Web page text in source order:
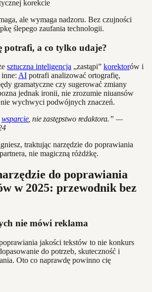
ale wymaga nadzoru. Bez czujności
ślepego zaufania technologii.
potrafi, a co tylko udaje?
sztuczna inteligencja „zastąpi” korektorów i
AI potrafi analizować ortografię,
gramatyczne czy sugerować zmiany
jednak ironii, nie zrozumie niuansów
wychwyci podwójnych znaczeń.
wsparcie, nie zastępstwo redaktora.” —
traktując narzędzie do poprawiania
nie magiczną różdżkę.
do poprawiania
w 2025: przewodnik bez
nie mówi reklama
jakości tekstów to nie konkurs
do potrzeb, skuteczność i
Oto co naprawdę powinno cię